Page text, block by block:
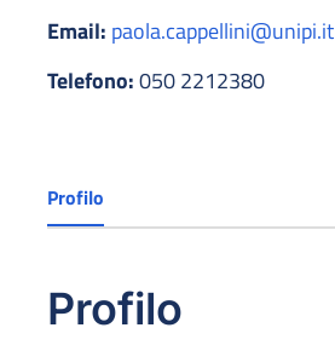
Email: paola.cappellini@unipi.it
Telefono:050 2212380
Profilo
Profilo